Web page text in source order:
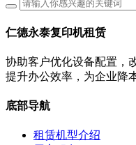
仁德永泰复印机租赁
协助客户优化设备配置，
提升办公效率，为企业降
底部导航
租赁机型介绍